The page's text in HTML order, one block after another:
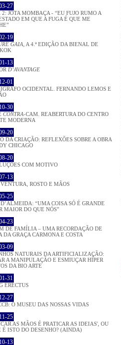
27
2: JOTA MOMBAÇA - “EU FUJO RUMO A
EM QUE A FUGA É QUE ME
19
GAIA , A 4.ª EDIÇÃO DA BIENAL DE
13
D’AVANTAGE
01
OCIDENTAL. FERNANDO LEMOS E
30
CONTRA-CAM. REABERTURA DO CENTRO
MODERNA
20
DA CRIAÇÃO: REFLEXÕES SOBRE A OBRA
CHICAGO
20
COM MOTIVO
13
ROSTO E MÃOS
25
“UMA COISA SÓ É GRANDE
MAIOR DO QUE NÓS”
23
DE FAMÍLIA – UMA RECORDAÇÃO DE
DA GRAÇA CARMONA E COSTA
09
NATURAIS DA ARTIFICIALIZAÇÃO:
A MANIPULAÇÃO E ESMIUÇAR HÍPER
DA BIO ARTE
31
ERECTUS
27
O MUSEU DAS NOSSAS VIDAS
25
AS MÃOS É PRATICAR AS IDEIAS', OU
É ISTO DO DESENHO? (AINDA)
13